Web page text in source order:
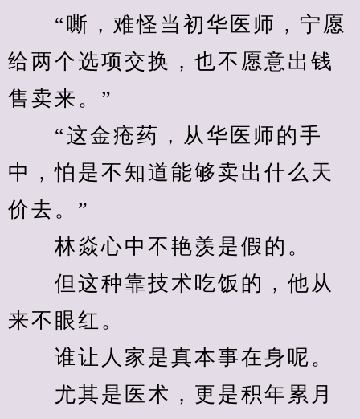
“嘶，难怪当初华医师，宁愿
给两个选项交换，也不愿意出钱
售卖来。”
“这金疮药，从华医师的手
中，怕是不知道能够卖出什么天
价去。”
林焱心中不艳羡是假的。
但这种靠技术吃饭的，他从
来不眼红。
谁让人家是真本事在身呢。
尤其是医术，更是积年累月